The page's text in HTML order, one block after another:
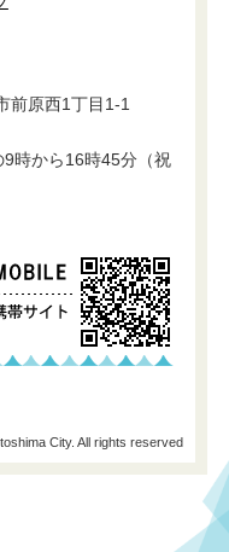
原西1丁目1-1
時から16時45分（祝
City. All rights reserved